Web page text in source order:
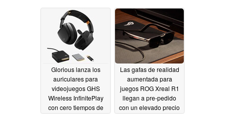
Glorious lanza los
auriculares para
videojuegos GHS
Wireless InfinitePlay
con cero tiempos de
Las gafas de realidad
aumentada para
juegos ROG Xreal R1
llegan a pre-pedido
con un elevado precio